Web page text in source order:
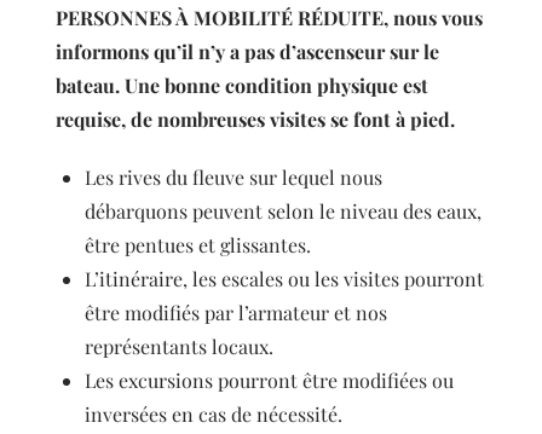
PERSONNES À MOBILITÉ RÉDUITE, nous vous
informons qu’il n’y a pas d’ascenseur sur le
bateau. Une bonne condition physique est
requise, de nombreuses visites se font à pied.
Les rives du fleuve sur lequel nous
débarquons peuvent selon le niveau des eaux,
être pentues et glissantes.
L’itinéraire, les escales ou les visites pourront
être modifiés par l’armateur et nos
représentants locaux.
Les excursions pourront être modifiées ou
inversées en cas de nécessité.